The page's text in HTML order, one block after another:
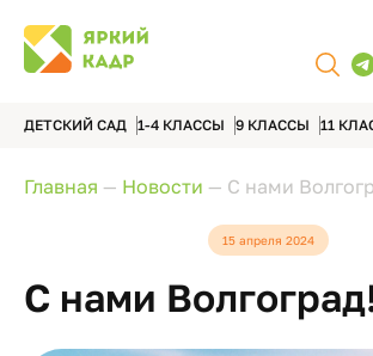
ДЕТСКИЙ САД 1-4 КЛАССЫ 9 КЛАССЫ 11
Главная — Новости — С нами
15 апреля 2024
С нами